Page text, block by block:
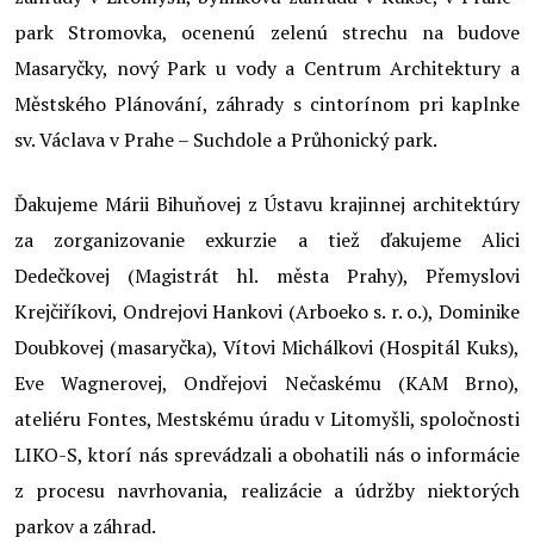
park Stromovka, ocenenú zelenú strechu na budove
Masaryčky, nový Park u vody a Centrum Architektury a
Městského Plánování, záhrady s cintorínom pri kaplnke
sv. Václava v Prahe – Suchdole a Průhonický park.
Ďakujeme Márii Bihuňovej z Ústavu krajinnej architektúry
za zorganizovanie exkurzie a tiež ďakujeme Alici
Dedečkovej (Magistrát hl. města Prahy), Přemyslovi
Krejčiříkovi, Ondrejovi Hankovi (Arboeko s. r. o.), Dominike
Doubkovej (masaryčka), Vítovi Michálkovi (Hospitál Kuks),
Eve Wagnerovej, Ondřejovi Nečaskému (KAM Brno),
ateliéru Fontes, Mestskému úradu v Litomyšli, spoločnosti
LIKO-S, ktorí nás sprevádzali a obohatili nás o informácie
z procesu navrhovania, realizácie a údržby niektorých
parkov a záhrad.